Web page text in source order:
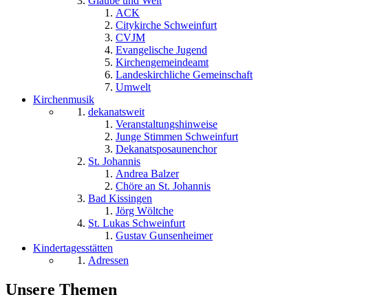
ACK
Citykirche Schweinfurt
CVJM
Evangelische Jugend
Kirchengemeindeamt
Landeskirchliche Gemeinschaft
Umwelt
Kirchenmusik
dekanatsweit
Veranstaltungshinweise
Junge Stimmen Schweinfurt
Dekanatsposaunenchor
St. Johannis
Andrea Balzer
Chöre an St. Johannis
Bad Kissingen
Jörg Wöltche
St. Lukas Schweinfurt
Gustav Gunsenheimer
Kindertagesstätten
Adressen
Unsere Themen